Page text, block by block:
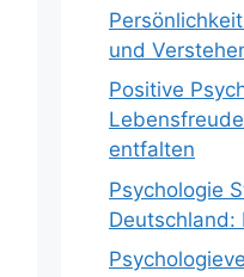
und
Positive
entfalten
Psychologie
Deutschland: